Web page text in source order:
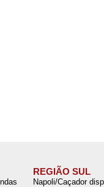
REGIÃO SUL
Napoli/Caçador